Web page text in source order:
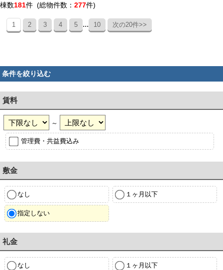
棟数181件 (総物件数： 277件)
1 2 3 4 5 ... 10 次の20件>>
条件を絞り込む
賃料
～
管理費・共益費込み
敷金
なし １ヶ月以下
指定しない
礼金
なし １ヶ月以下